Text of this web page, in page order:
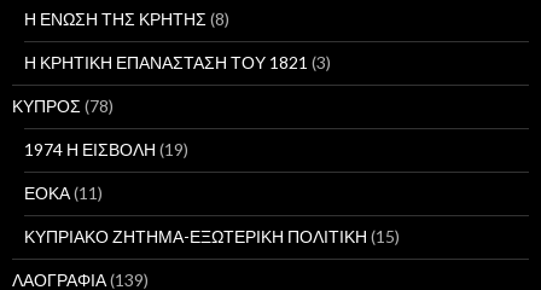
Η ΕΝΩΣΗ ΤΗΣ ΚΡΗΤΗΣ (8)
Η ΚΡΗΤΙΚΗ ΕΠΑΝΑΣΤΑΣΗ ΤΟΥ 1821 (3)
ΚΥΠΡΟΣ (78)
1974 Η ΕΙΣΒΟΛΗ (19)
ΕΟΚΑ(11)
ΚΥΠΡΙΑΚΟ ΖΗΤΗΜΑ-ΕΞΩΤΕΡΙΚΗ ΠΟΛΙΤΙΚΗ (15)
ΛΑΟΓΡΑΦΙΑ(139)